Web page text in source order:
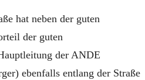
hat neben der guten
der guten
der ANDE
ebenfalls entlang der Straße